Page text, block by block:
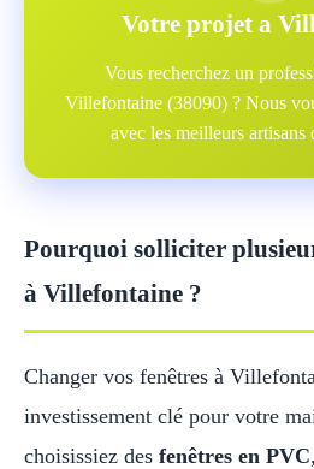
Votre projet a
Vous recherchez un
Villefontaine (38090) ? Nous
avec les meilleurs artisans
Pourquoi solliciter
à Villefontaine ?
Changer vos fenêtres à
investissement clé pour votre
choisissiez des fenêtres en PVC,